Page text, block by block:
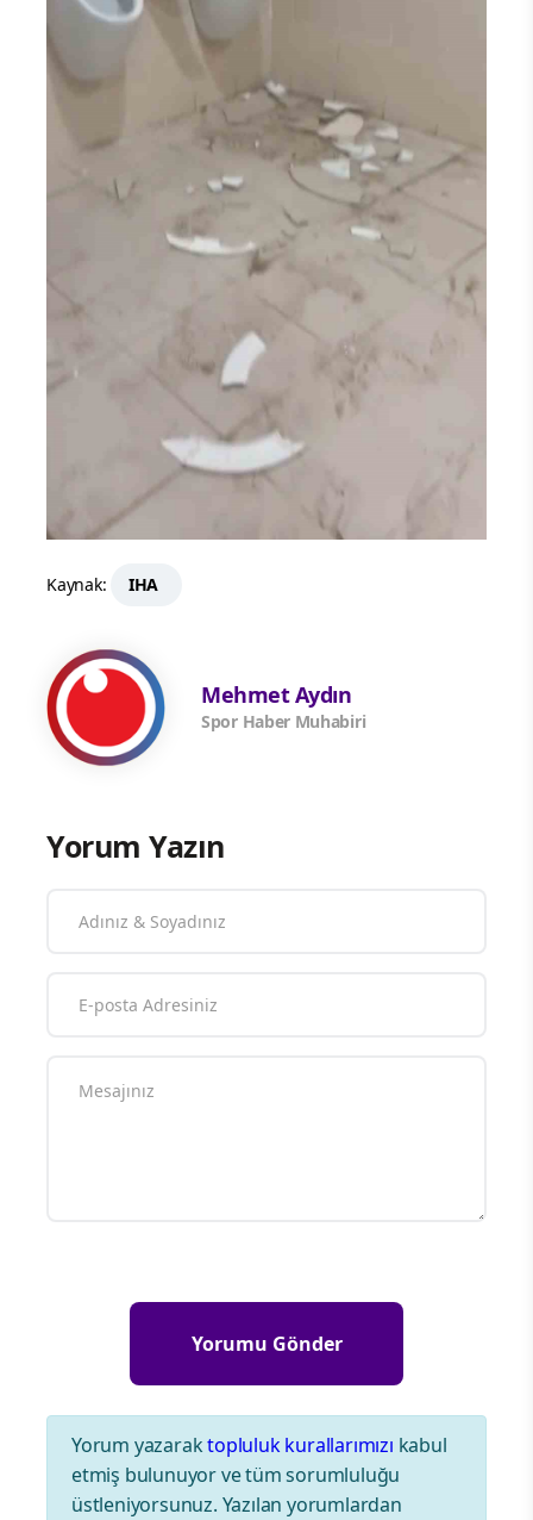
Kaynak: IHA
Mehmet Aydın
Spor Haber Muhabiri
Yorum Yazın
Yorum yazaraktopluluk kurallarımızı kabul
etmiş bulunuyor ve tüm sorumluluğu
üstleniyorsunuz. Yazılan yorumlardan